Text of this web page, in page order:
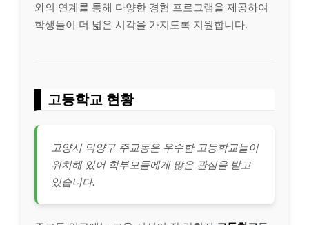
와의 연계를 통해 다양한 경험 프로그램을 제공하여
학생들이 더 넓은 시각을 가지도록 지원합니다.
고등학교 현황
고양시 덕양구 주교동은 우수한 고등학교들이
위치해 있어 학부모들에게 많은 관심을 받고
있습니다.